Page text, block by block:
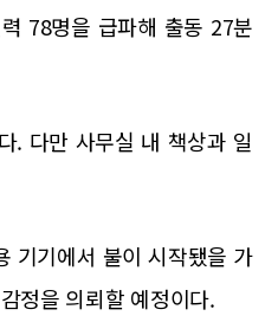
78명을 급파해 출동 27분
. 다만 사무실 내 책상과 일
기기에서 불이 시작됐을 가
정을 의뢰할 예정이다.